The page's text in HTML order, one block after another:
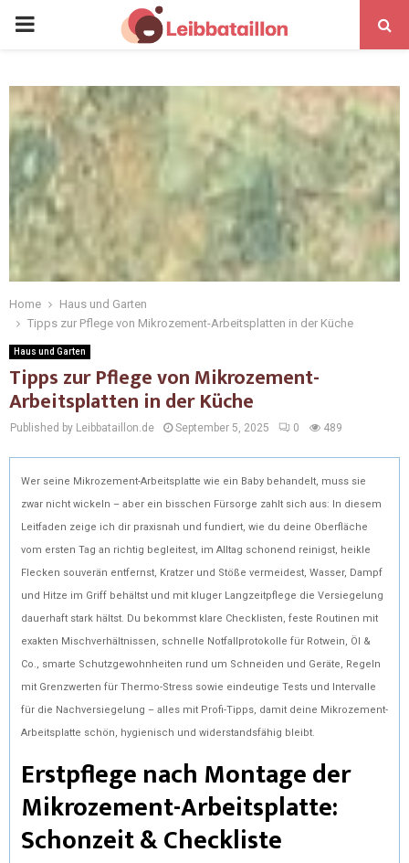
Home
Haus und Garten
Tipps zur Pflege von Mikrozement-Arbeitsplatten in der Küche
Haus und Garten
Tipps zur Pflege von Mikrozement-
Arbeitsplatten in der Küche
Published by Leibbataillon.de September 5, 2025 0 489
Wer seine Mikrozement-Arbeitsplatte wie ein Baby behandelt, muss sie
zwar nicht wickeln – aber ein bisschen Fürsorge zahlt sich aus: In diesem
Leitfaden zeige ich dir praxisnah und fundiert, wie du deine Oberfläche
vom ersten Tag an richtig begleitest, im Alltag schonend reinigst, heikle
Flecken souverän entfernst, Kratzer und Stöße vermeidest, Wasser, Dampf
und Hitze im Griff behältst und mit kluger Langzeitpflege die Versiegelung
dauerhaft stark hältst. Du bekommst klare Checklisten, feste Routinen mit
exakten Mischverhältnissen, schnelle Notfallprotokolle für Rotwein, Öl &
Co., smarte Schutzgewohnheiten rund um Schneiden und Geräte, Regeln
mit Grenzwerten für Thermo-Stress sowie eindeutige Tests und Intervalle
für die Nachversiegelung – alles mit Profi-Tipps, damit deine Mikrozement-
Arbeitsplatte schön, hygienisch und widerstandsfähig bleibt.
Erstpflege nach Montage der
Mikrozement-Arbeitsplatte:
Schonzeit & Checkliste